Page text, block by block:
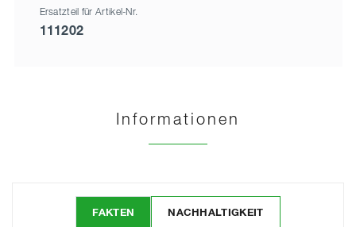
Ersatzteil für Artikel-Nr.
111202
Informationen
FAKTEN NACHHALTIGKEIT